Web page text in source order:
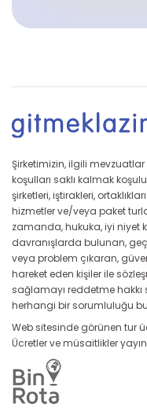
Şirketimizin, ilgili
koşulları saklı kalmak
şirketleri, iştirakleri,
hizmetler ve/veya paket
zamanda, hukuka, iyi niyet
davranışlarda bulunan,
veya problem çıkaran,
hareket eden kişiler ile
sağlamayı reddetme
herhangi bir sorumluluğu
Web sitesinde görünen tur
Ücretler ve müsaitlikler